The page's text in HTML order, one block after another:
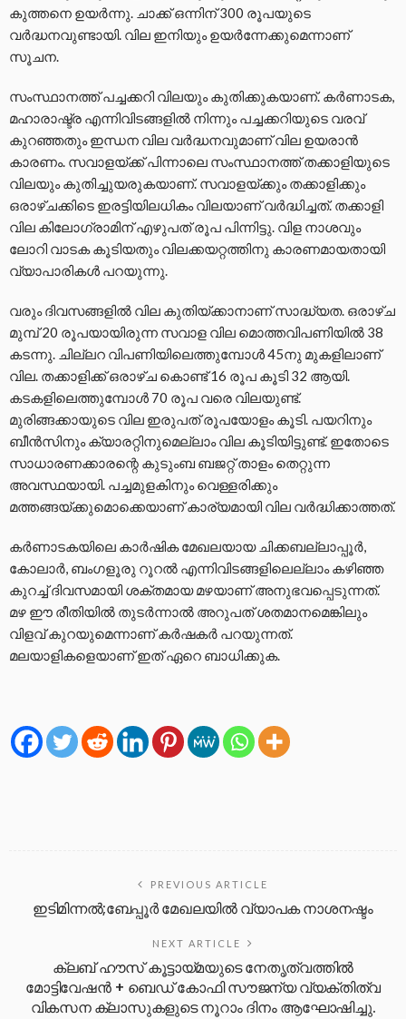
കുത്തനെ ഉയര്‍ന്നു. ചാക്ക് ഒന്നിന് 300 രൂപയുടെ
വര്‍ദ്ധനവുണ്ടായി. വില ഇനിയും ഉയര്‍ന്നേക്കുമെന്നാണ്
സൂചന.
സംസ്ഥാനത്ത് പച്ചക്കറി വിലയും കുതിക്കുകയാണ്. കര്‍ണാടക,
മഹാരാഷ്ട്ര എന്നിവിടങ്ങളില്‍ നിന്നും പച്ചക്കറിയുടെ വരവ്
കുറഞ്ഞതും ഇന്ധന വില വര്‍ദ്ധനവുമാണ് വില ഉയരാന്‍
കാരണം. സവാളയ്ക്ക് പിന്നാലെ സംസ്ഥാനത്ത് തക്കാളിയുടെ
വിലയും കുതിച്ചുയരുകയാണ്. സവാളയ്ക്കും തക്കാളിക്കും
ഒരാഴ്ചക്കിടെ ഇരട്ടിയിലധികം വിലയാണ് വര്‍ദ്ധിച്ചത്. തക്കാളി
വില കിലോഗ്രാമിന് എഴുപത് രൂപ പിന്നിട്ടു. വിള നാശവും
ലോറി വാടക കൂടിയതും വിലക്കയറ്റത്തിനു കാരണമായതായി
വ്യാപാരികള്‍ പറയുന്നു.
വരും ദിവസങ്ങളില്‍ വില കുതിയ്ക്കാനാണ് സാദ്ധ്യത. ഒരാഴ്ച
മുമ്പ് 20 രൂപയായിരുന്ന സവാള വില മൊത്തവിപണിയില്‍ 38
കടന്നു. ചില്ലറ വിപണിയിലെത്തുമ്പോള്‍ 45നു മുകളിലാണ്
വില. തക്കാളിക്ക് ഒരാഴ്ച കൊണ്ട് 16 രൂപ കൂടി 32 ആയി.
കടകളിലെത്തുമ്പോള്‍ 70 രൂപ വരെ വിലയുണ്ട്.
മുരിങ്ങക്കായുടെ വില ഇരുപത് രൂപയോളം കൂടി. പയറിനും
ബീന്‍സിനും ക്യാരറ്റിനുമെല്ലാം വില കൂടിയിട്ടുണ്ട്. ഇതോടെ
സാധാരണക്കാരന്റെ കുടുംബ ബജറ്റ് താളം തെറ്റുന്ന
അവസ്ഥയായി. പച്ചമുളകിനും വെള്ളരിക്കും
മത്തങ്ങയ്ക്കുമൊക്കെയാണ് കാര്യമായി വില വര്‍ദ്ധിക്കാത്തത്.
കര്‍ണാടകയിലെ കാര്‍ഷിക മേഖലയായ ചിക്കബല്ലാപ്പൂര്‍,
കോലാര്‍, ബംഗളൂരു റൂറല്‍ എന്നിവിടങ്ങളിലെല്ലാം കഴിഞ്ഞ
കുറച്ച് ദിവസമായി ശക്തമായ മഴയാണ് അനുഭവപ്പെടുന്നത്.
മഴ ഈ രീതിയില്‍ തുടര്‍ന്നാല്‍ അറുപത് ശതമാനമെങ്കിലും
വിളവ് കുറയുമെന്നാണ് കര്‍ഷകര്‍ പറയുന്നത്.
മലയാളികളെയാണ് ഇത് ഏറെ ബാധിക്കുക.
PREVIOUS ARTICLE
ഇടിമിന്നൽ;ബേപ്പൂർ മേഖലയിൽ വ്യാപക നാശനഷ്ടം
NEXT ARTICLE
ക്ലബ് ഹൗസ് കൂട്ടായ്മയുടെ നേതൃത്വത്തിൽ
മോട്ടിവേഷൻ + ബെഡ് കോഫി സൗജന്യ വ്യക്തിത്വ
വികസന ക്ലാസുകളുടെ നൂറാം ദിനം ആഘോഷിച്ചു.